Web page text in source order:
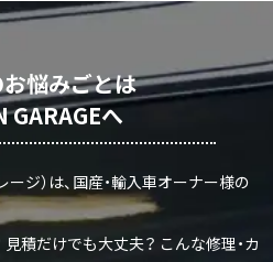
悩みごとは
GARAGEへ
ジ）は、国産・輸入車オーナー様の
積だけでも大丈夫？ こんな修理・カ